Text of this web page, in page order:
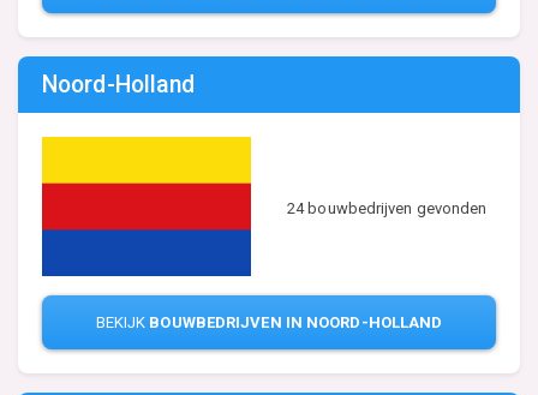
Noord-Holland
24 bouwbedrijven gevonden
BEKIJK BOUWBEDRIJVEN IN NOORD-HOLLAND